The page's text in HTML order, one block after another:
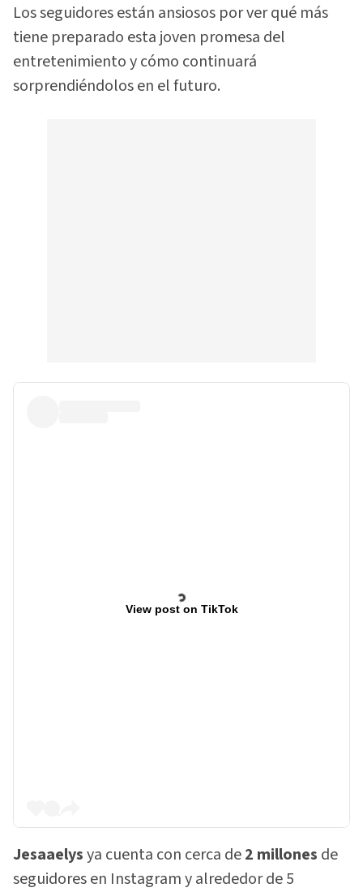
Los seguidores están ansiosos por ver qué más
tiene preparado esta joven promesa del
entretenimiento y cómo continuará
sorprendiéndolos en el futuro.
View post on TikTok
Jesaaelysya cuenta con cerca de2 millones de
seguidores en Instagram y alrededor de 5